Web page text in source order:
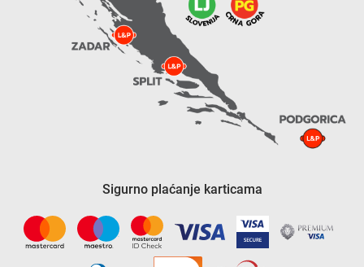
Sigurno plaćanje karticama